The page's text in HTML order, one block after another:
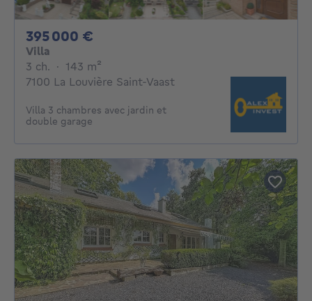
395 000 €
Villa
3 ch. 3 chambres
· 143 m²
7100 La Louvière Saint-Vaast
Villa 3 chambres avec jardin et
double garage